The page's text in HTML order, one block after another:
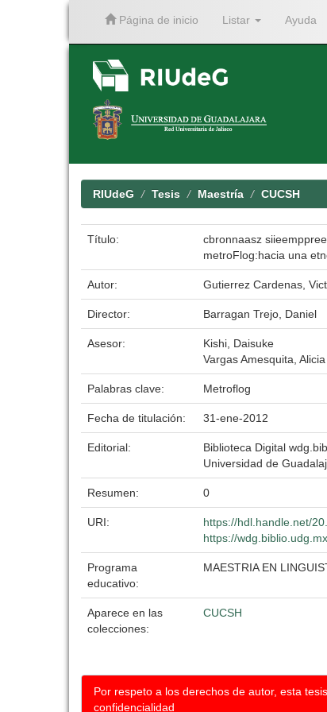
Página de inicio Listar Ayuda
RIUdeG Tesis Maestría CUCSH
Título:
cbronnaasz
metroFlog:hacia una
Autor: Gutierrez Cardenas,
Director: Barragan Trejo, Daniel
Asesor:
Kishi, Daisuke
Vargas Amesquita, Alicia
Palabras clave: Metroflog
Fecha de titulación: 31-ene-2012
Editorial:
Biblioteca Digital
Universidad de
Resumen: 0
URI:
https://hdl.handle.net/
https://wdg.biblio.udg.mx
Programa
educativo:
MAESTRIA EN
Aparece en las
colecciones:
CUCSH
Por respeto a los derechos de autor, esta
confidencialidad